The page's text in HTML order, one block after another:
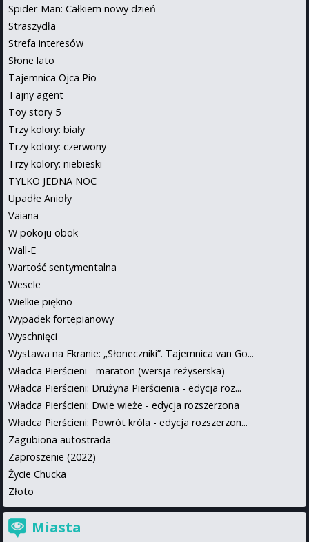
Spider-Man: Całkiem nowy dzień
Straszydła
Strefa interesów
Słone lato
Tajemnica Ojca Pio
Tajny agent
Toy story 5
Trzy kolory: biały
Trzy kolory: czerwony
Trzy kolory: niebieski
TYLKO JEDNA NOC
Upadłe Anioły
Vaiana
W pokoju obok
Wall-E
Wartość sentymentalna
Wesele
Wielkie piękno
Wypadek fortepianowy
Wyschnięci
Wystawa na Ekranie: „Słoneczniki”. Tajemnica van Go...
Władca Pierścieni - maraton (wersja reżyserska)
Władca Pierścieni: Drużyna Pierścienia - edycja roz...
Władca Pierścieni: Dwie wieże - edycja rozszerzona
Władca Pierścieni: Powrót króla - edycja rozszerzon...
Zagubiona autostrada
Zaproszenie (2022)
Życie Chucka
Złoto
Miasta